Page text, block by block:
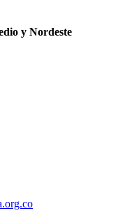
y Nordeste